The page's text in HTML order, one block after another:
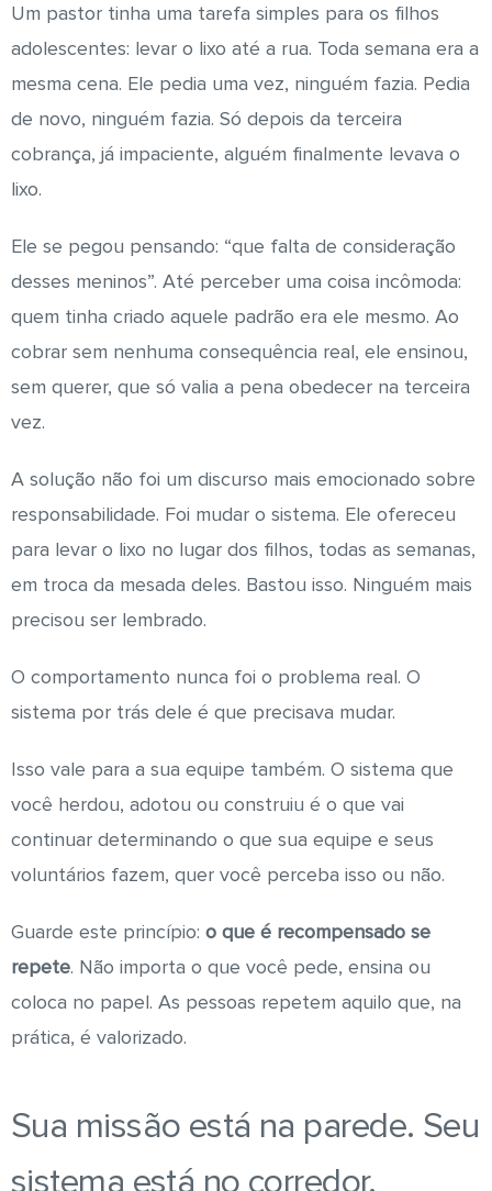
Um pastor tinha uma tarefa simples para os filhos
adolescentes: levar o lixo até a rua. Toda semana era a
mesma cena. Ele pedia uma vez, ninguém fazia. Pedia
de novo, ninguém fazia. Só depois da terceira
cobrança, já impaciente, alguém finalmente levava o
lixo.
Ele se pegou pensando: “que falta de consideração
desses meninos”. Até perceber uma coisa incômoda:
quem tinha criado aquele padrão era ele mesmo. Ao
cobrar sem nenhuma consequência real, ele ensinou,
sem querer, que só valia a pena obedecer na terceira
vez.
A solução não foi um discurso mais emocionado sobre
responsabilidade. Foi mudar o sistema. Ele ofereceu
para levar o lixo no lugar dos filhos, todas as semanas,
em troca da mesada deles. Bastou isso. Ninguém mais
precisou ser lembrado.
O comportamento nunca foi o problema real. O
sistema por trás dele é que precisava mudar.
Isso vale para a sua equipe também. O sistema que
você herdou, adotou ou construiu é o que vai
continuar determinando o que sua equipe e seus
voluntários fazem, quer você perceba isso ou não.
Guarde este princípio: o que é recompensado se
repete. Não importa o que você pede, ensina ou
coloca no papel. As pessoas repetem aquilo que, na
prática, é valorizado.
Sua missão está na parede. Seu